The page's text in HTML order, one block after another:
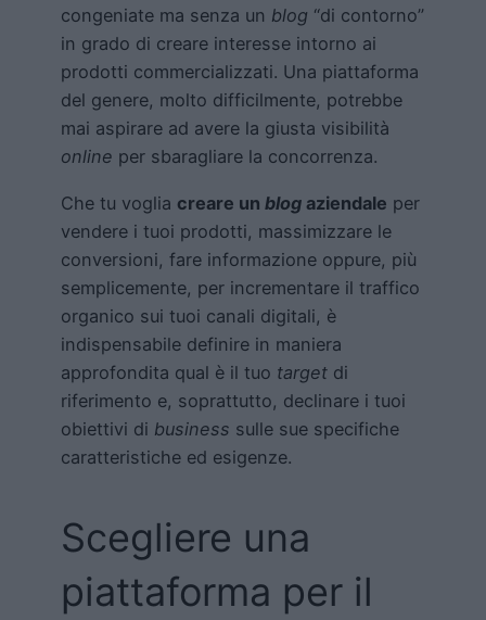
congeniate ma senza un blog “di contorno”
in grado di creare interesse intorno ai
prodotti commercializzati. Una piattaforma
del genere, molto difficilmente, potrebbe
mai aspirare ad avere la giusta visibilità
online per sbaragliare la concorrenza.
Che tu voglia creare un blog aziendale per
vendere i tuoi prodotti, massimizzare le
conversioni, fare informazione oppure, più
semplicemente, per incrementare il traffico
organico sui tuoi canali digitali, è
indispensabile definire in maniera
approfondita qual è il tuo target di
riferimento e, soprattutto, declinare i tuoi
obiettivi di business sulle sue specifiche
caratteristiche ed esigenze.
Scegliere una
piattaforma per il